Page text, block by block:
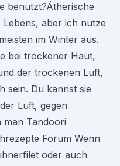
benutzt?Ätherische
Lebens, aber ich nutze
im Winter aus.
bei trockener Haut,
der trockenen Luft,
sein. Du kannst sie
Luft, gegen
Tandoori
Forum Wenn
oder auch